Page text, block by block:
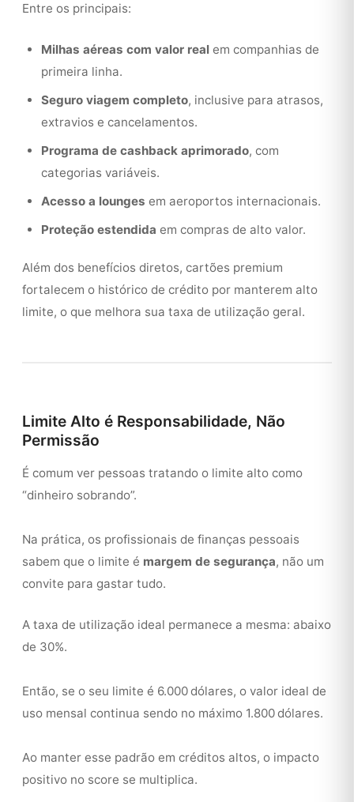
Entre os principais:
Milhas aéreas com valor real em companhias de
primeira linha.
Seguro viagem completo, inclusive para atrasos,
extravios e cancelamentos.
Programa de cashback aprimorado, com
categorias variáveis.
Acesso a lounges em aeroportos internacionais.
Proteção estendida em compras de alto valor.
Além dos benefícios diretos, cartões premium
fortalecem o histórico de crédito por manterem alto
limite, o que melhora sua taxa de utilização geral.
Limite Alto é Responsabilidade, Não
Permissão
É comum ver pessoas tratando o limite alto como
“dinheiro sobrando”.
Na prática, os profissionais de finanças pessoais
sabem que o limite é margem de segurança, não um
convite para gastar tudo.
A taxa de utilização ideal permanece a mesma: abaixo
de 30%.
Então, se o seu limite é 6.000 dólares, o valor ideal de
uso mensal continua sendo no máximo 1.800 dólares.
Ao manter esse padrão em créditos altos, o impacto
positivo no score se multiplica.